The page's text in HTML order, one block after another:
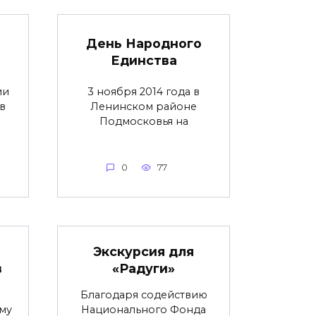
День Народного
Единства
3 ноября 2014 года в
Ленинском районе
Подмосковья на
0 77
Экскурсия для
«Радуги»
Благодаря содействию
Национального Фонда